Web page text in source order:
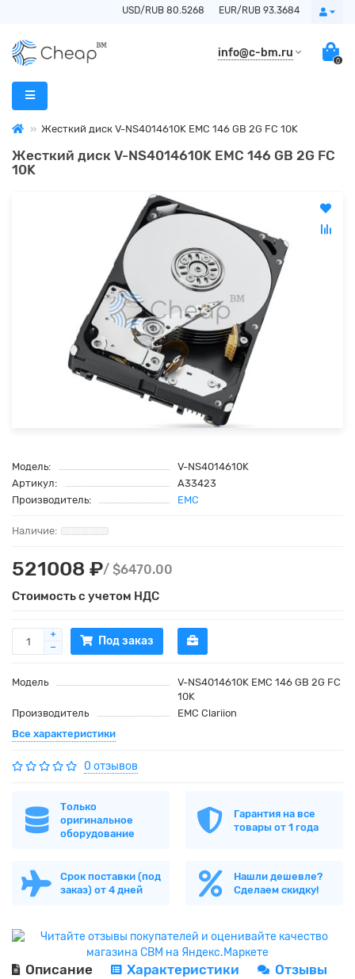
USD/RUB 80.5268 EUR/RUB 93.3684
info@c-bm.ru
0
Жесткий диск V-NS4014610K EMC 146 GB 2G FC 10K
Жесткий диск V-NS4014610K EMC 146 GB 2G FC
10K
Модель:
V-NS4014610K
Артикул:
A33423
Производитель:
EMC
521008 ₽/ $6470.00
Стоимость с учетом НДС
Под заказ
Модель
V-NS4014610K EMC 146 GB 2G FC
10K
Производитель
EMC Clariion
Все характеристики
0 отзывов
Только
оригинальное
оборудование
Гарантия на все
товары от 1 года
Срок поставки (под
заказ) от 4 дней
Нашли дешевле?
Сделаем скидку!
Описание Характеристики Отзывы